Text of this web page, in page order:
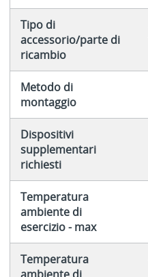
Tipo di
accessorio/parte di
ricambio
Metodo di
montaggio
Dispositivi
supplementari
richiesti
Temperatura
ambiente di
esercizio - max
Temperatura